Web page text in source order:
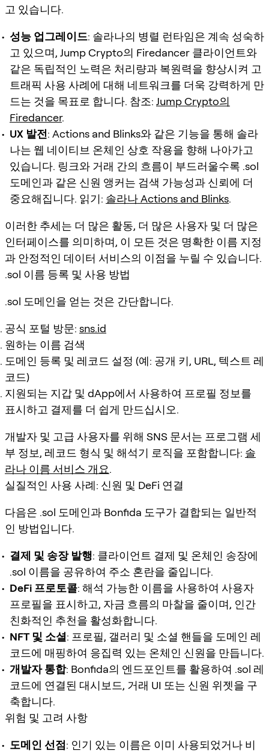
고 있습니다.
성능 업그레이드: 솔라나의 병렬 런타임은 계속 성숙하
고 있으며, Jump Crypto의 Firedancer 클라이언트와
같은 독립적인 노력은 처리량과 복원력을 향상시켜 고
트래픽 사용 사례에 대해 네트워크를 더욱 강력하게 만
드는 것을 목표로 합니다. 참조: Jump Crypto의
Firedancer.
UX 발전 : Actions and Blinks와 같은 기능을 통해 솔라
나는 웹 네이티브 온체인 상호 작용을 향해 나아가고
있습니다. 링크와 거래 간의 흐름이 부드러울수록 .sol
도메인과 같은 신원 앵커는 검색 가능성과 신뢰에 더
중요해집니다. 읽기: 솔라나 Actions and Blinks.
이러한 추세는 더 많은 활동, 더 많은 사용자 및 더 많은
인터페이스를 의미하며, 이 모든 것은 명확한 이름 지정
과 안정적인 데이터 서비스의 이점을 누릴 수 있습니다.
.sol 이름 등록 및 사용 방법
.sol 도메인을 얻는 것은 간단합니다.
공식 포털 방문: sns.id
원하는 이름 검색
도메인 등록 및 레코드 설정 (예: 공개 키, URL, 텍스트 레
코드)
지원되는 지갑 및 dApp에서 사용하여 프로필 정보를
표시하고 결제를 더 쉽게 만드십시오.
개발자 및 고급 사용자를 위해 SNS 문서는 프로그램 세
부 정보, 레코드 형식 및 해석기 로직을 포함합니다: 솔
라나 이름 서비스 개요.
실질적인 사용 사례: 신원 및 DeFi 연결
다음은 .sol 도메인과 Bonfida 도구가 결합되는 일반적
인 방법입니다.
결제 및 송장 발행: 클라이언트 결제 및 온체인 송장에
.sol 이름을 공유하여 주소 혼란을 줄입니다.
DeFi 프로토콜: 해석 가능한 이름을 사용하여 사용자
프로필을 표시하고, 자금 흐름의 마찰을 줄이며, 인간
친화적인 추천을 활성화합니다.
NFT 및 소셜: 프로필, 갤러리 및 소셜 핸들을 도메인 레
코드에 매핑하여 응집력 있는 온체인 신원을 만듭니다.
개발자 통합: Bonfida의 엔드포인트를 활용하여 .sol 레
코드에 연결된 대시보드, 거래 UI 또는 신원 위젯을 구
축합니다.
위험 및 고려 사항
도메인 선점 : 인기 있는 이름은 이미 사용되었거나 비